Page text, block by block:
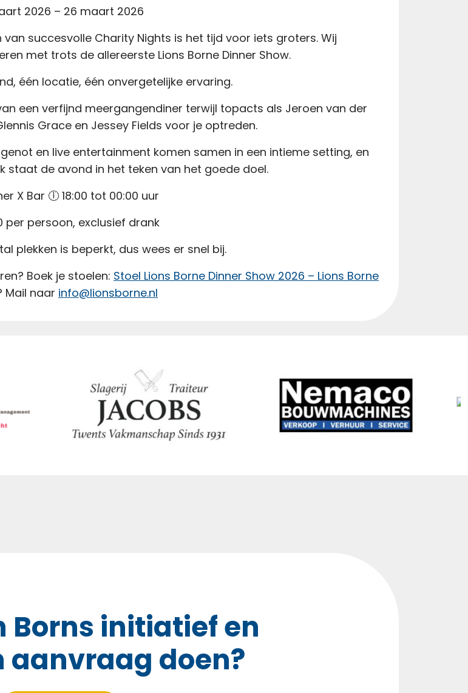
2026 – 26 maart 2026
van succesvolle Charity Nights is het tijd voor iets groters. Wij
met trots de allereerste Lions Borne Dinner Show.
één locatie, één onvergetelijke ervaring.
een verfijnd meergangendiner terwijl topacts als Jeroen van der
Grace en Jessey Fields voor je optreden.
en live entertainment komen samen in een intieme setting, en
staat de avond in het teken van het goede doel.
X Bar 🕕 18:00 tot 00:00 uur
persoon, exclusief drank
plekken is beperkt, dus wees er snel bij.
Boek je stoelen: Stoel Lions Borne Dinner Show 2026 – Lions Borne
Mail naar info@lionsborne.nl
Borns initiatief en
aanvraag doen?